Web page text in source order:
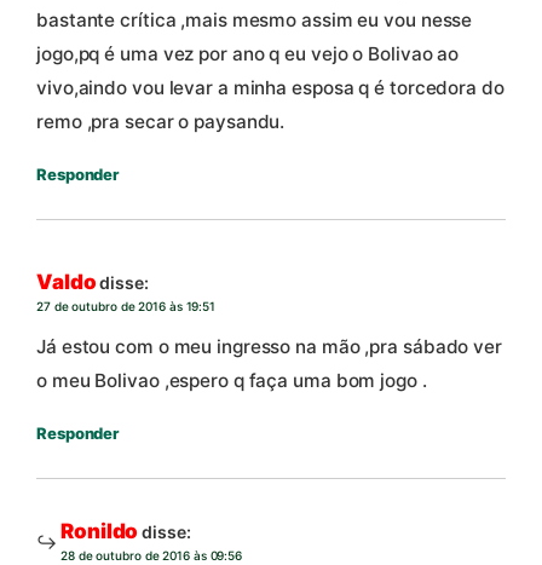
bastante crítica ,mais mesmo assim eu vou nesse
jogo,pq é uma vez por ano q eu vejo o Bolivao ao
vivo,aindo vou levar a minha esposa q é torcedora do
remo ,pra secar o paysandu.
Responder
Valdo disse:
27 de outubro de 2016 às 19:51
Já estou com o meu ingresso na mão ,pra sábado ver
o meu Bolivao ,espero q faça uma bom jogo .
Responder
Ronildo disse:
28 de outubro de 2016 às 09:56